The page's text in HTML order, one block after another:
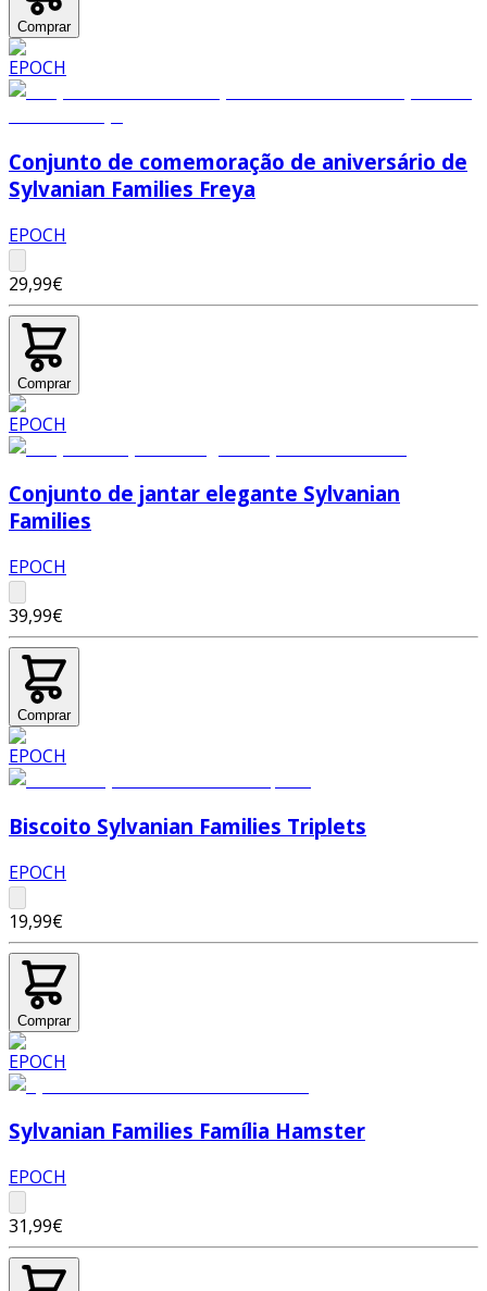
Comprar
Conjunto de comemoração de aniversário de
Sylvanian Families Freya
EPOCH
29,99€
Comprar
Conjunto de jantar elegante Sylvanian
Families
EPOCH
39,99€
Comprar
Biscoito Sylvanian Families Triplets
EPOCH
19,99€
Comprar
Sylvanian Families Família Hamster
EPOCH
31,99€